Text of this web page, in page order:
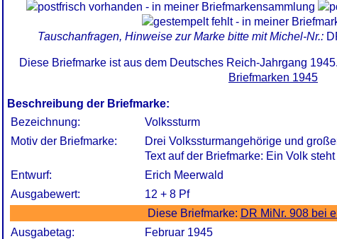
Tauschanfragen, Hinweise zur Marke bitte mit Michel-Nr.:
Diese Briefmarke ist aus dem Deutsches Reich-Jahrgang
Briefmarken 1945
Beschreibung der Briefmarke:
Bezeichnung:
Volkssturm
Motiv der Briefmarke:
Drei Volkssturmangehörige und
Text auf der Briefmarke: Ein Volk
Entwurf:
Erich Meerwald
Ausgabewert:
12 + 8 Pf
Diese Briefmarke: DR MiNr. 908 bei
Ausgabetag:
Februar 1945